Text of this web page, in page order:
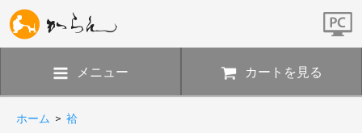
メニュー カートを見る
ホーム > 袷